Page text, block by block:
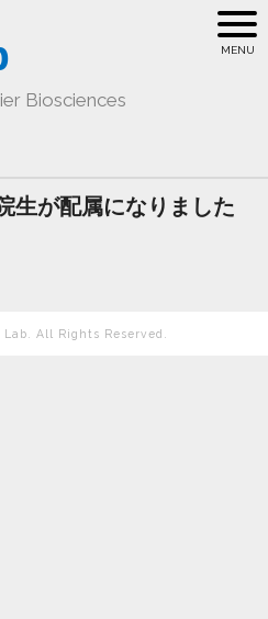
Biosciences
生が配属になりました
All Rights Reserved.